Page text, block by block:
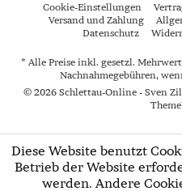
Cookie-Einstellungen
Versand und Zahlung
Datenschutz
* Alle Preise inkl. gesetzl.
Nachnahmegebühren,
© 2026 Schlettau-Online - Sven
Diese Website benutzt
Betrieb der Website
werden. Andere